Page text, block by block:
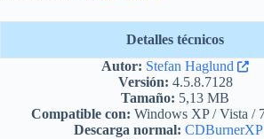
Detalles técnicos
Autor: Stefan Haglund
Versión: 4.5.8.7128
Tamaño: 5,13 MB
Compatible con: Windows XP / Vista /
Descarga normal: CDBurnerXP